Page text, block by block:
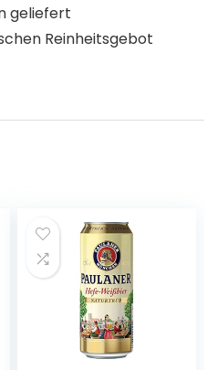
geliefert
Reinheitsgebot